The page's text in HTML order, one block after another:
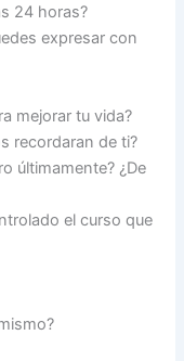
24 horas?
expresar con
mejorar tu vida?
recordaran de ti?
últimamente? ¿De
el curso que